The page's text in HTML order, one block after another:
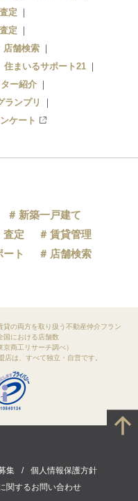
定
定
店舗検索
住まいるサポート21
ー紹介
ランプリ
ケート
新築一戸建て
査定
賃貸管理
ト
店舗検索
の両方を取り扱う不動産仲介フラン
国における店舗数
京商工リサーチ調べ）
店は、すべて独立・自営です。
集
個人情報保護方針
関するお問い合わせ